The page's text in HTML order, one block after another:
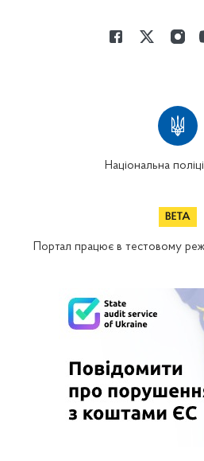
Національна
Портал працює в тестовому